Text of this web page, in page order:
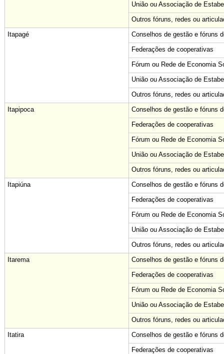
União ou Associação de
Outros fóruns, redes ou
Itapagé
Conselhos de gestão e fóruns
Federações de cooperativas
Fórum ou Rede de Economia
União ou Associação de
Outros fóruns, redes ou
Itapipoca
Conselhos de gestão e fóruns
Federações de cooperativas
Fórum ou Rede de Economia
União ou Associação de
Outros fóruns, redes ou
Itapiúna
Conselhos de gestão e fóruns
Federações de cooperativas
Fórum ou Rede de Economia
União ou Associação de
Outros fóruns, redes ou
Itarema
Conselhos de gestão e fóruns
Federações de cooperativas
Fórum ou Rede de Economia
União ou Associação de
Outros fóruns, redes ou
Itatira
Conselhos de gestão e fóruns
Federações de cooperativas